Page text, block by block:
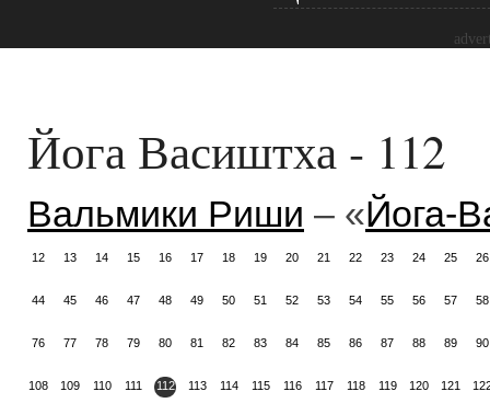
Йога Васиштха - 112
Вальмики Риши – «Йога-
12 13 14 15 16 17 18 19 20 21 22 23 24 25 26
44 45 46 47 48 49 50 51 52 53 54 55 56 57 58
76 77 78 79 80 81 82 83 84 85 86 87 88 89 90
108 109 110 111 112 113 114 115 116 117 118 119 120 121